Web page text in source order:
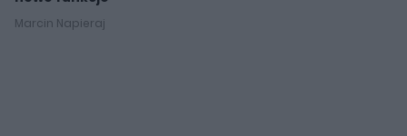
Marcin Napieraj